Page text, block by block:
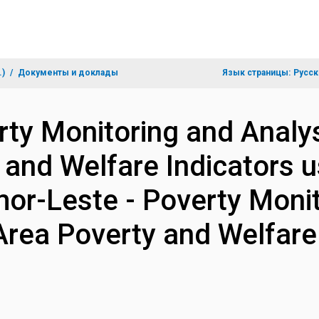
Документы и доклады Язык страницы:
Monitoring and
Welfare Indicators
Leste - Poverty
Poverty and